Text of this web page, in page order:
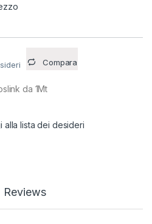
Compara
da 1Mt
alla lista dei desideri
Reviews